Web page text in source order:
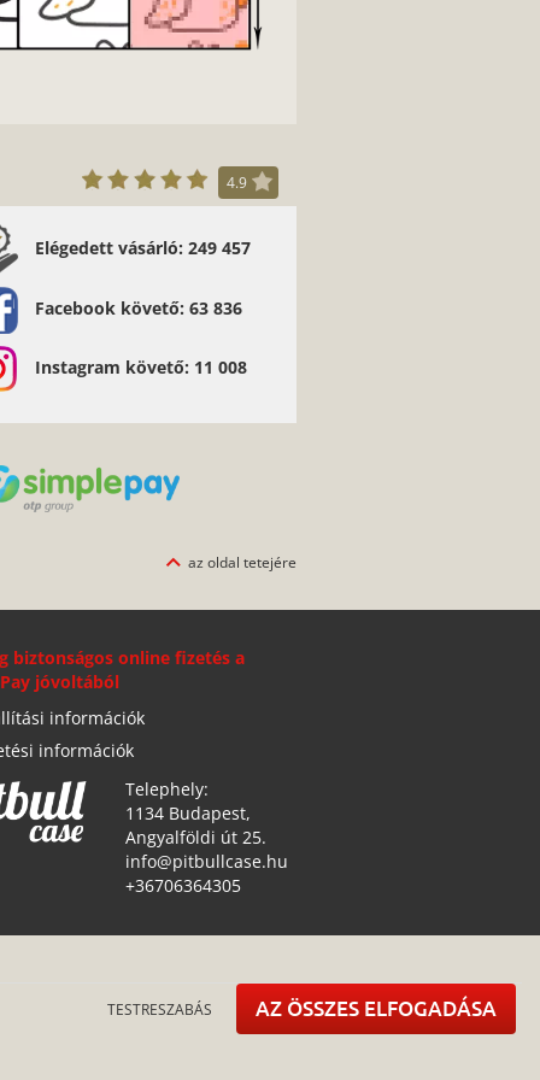
4.9
Elégedett vásárló: 249 457
Facebook követő: 63 836
Instagram követő: 11 008
az oldal tetejére
biztonságos online fizetés a
jóvoltából
információk
információk
Telephely:
1134 Budapest,
Angyalföldi út 25.
info@pitbullcase.hu
+36706364305
TESTRESZABÁS AZ ÖSSZES ELFOGADÁSA